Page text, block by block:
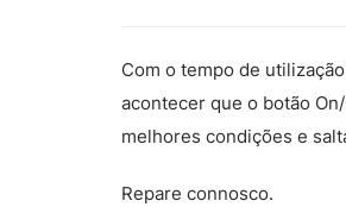
Com o tempo de
acontecer que o botão
melhores condições e
Repare connosco.